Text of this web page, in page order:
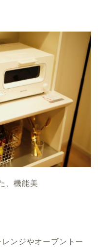
、機能美
ンジやオーブントー